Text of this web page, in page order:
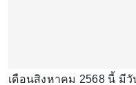
เดือนสิงหาคม 2568 นี้ มี